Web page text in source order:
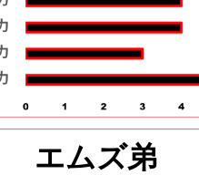
エムズ弟